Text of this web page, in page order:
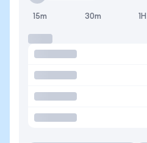
15m 30m 1H